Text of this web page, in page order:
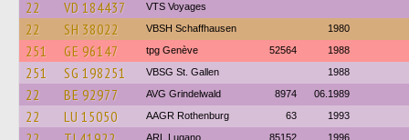
22 VD 184437 VTS Voyages
22 SH 38022 VBSH Schaffhausen 1980
251 GE 96147 tpg Genève 52564 1988
251 SG 198251 VBSG St. Gallen 1988
22 BE 92977 AVG Grindelwald 8974 06.1989
22 LU 15050 AAGR Rothenburg 63 1993
ARL Lugano 85152 1996